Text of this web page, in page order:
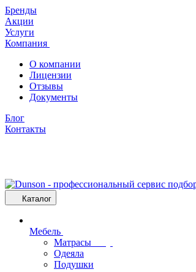
Бренды
Акции
Услуги
Компания
О компании
Лицензии
Отзывы
Документы
Блог
Контакты
Каталог
Мебель
Матрасы
Одеяла
Подушки